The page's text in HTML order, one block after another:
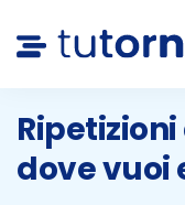
dove vuoi